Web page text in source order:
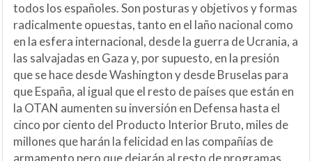
todos los españoles. Son posturas y objetivos y formas
radicalmente opuestas, tanto en el laño nacional como
en la esfera internacional, desde la guerra de Ucrania, a
las salvajadas en Gaza y, por supuesto, en la presión
que se hace desde Washington y desde Bruselas para
que España, al igual que el resto de países que están en
la OTAN aumenten su inversión en Defensa hasta el
cinco por ciento del Producto Interior Bruto, miles de
millones que harán la felicidad en las compañías de
armamento pero que dejarán al resto de programas